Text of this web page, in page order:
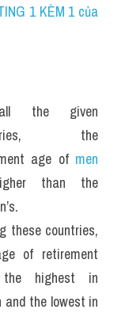
1 KÈM 1 của
the given
the
age of men
than the
these countries,
of retirement
highest in
and the lowest in